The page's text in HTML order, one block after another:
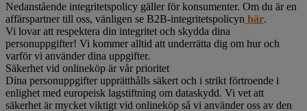
Nedanstående integritetspolicy gäller för konsumenter. Om du är en
affärspartner till oss, vänligen se B2B-integritetspolicyn här.
Vi lovar att respektera din integritet och skydda dina
personuppgifter! Vi kommer alltid att underrätta dig om hur och
varför vi använder dina uppgifter.
Säkerhet vid onlineköp är vår prioritet
Dina personuppgifter upprätthålls säkert och i strikt förtroende i
enlighet med europeisk lagstiftning om dataskydd. Vi vet att
säkerhet är mycket viktigt vid onlineköp så vi använder oss av den